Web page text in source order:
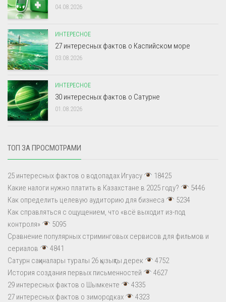
04.08.2026
ИНТЕРЕСНОЕ
27 интересных фактов о Каспийском море
03.08.2026
ИНТЕРЕСНОЕ
30 интересных фактов о Сатурне
01.08.2026
ТОП ЗА ПРОСМОТРАМИ
25 интересных фактов о водопадах Игуасу
18425
Какие налоги нужно платить в Казахстане в 2025 году?
5446
Как определить целевую аудиторию для бизнеса
5234
Как справляться с ощущением, что «всё выходит из-под
контроля»
5095
Сравнение популярных стриминговых сервисов для фильмов и
сериалов
4841
Сатурн сақиналары туралы 26 қызықты дерек
4752
История создания первых письменностей
4627
29 интересных фактов о Шымкенте
4335
27 интересных фактов о зимородках
4323